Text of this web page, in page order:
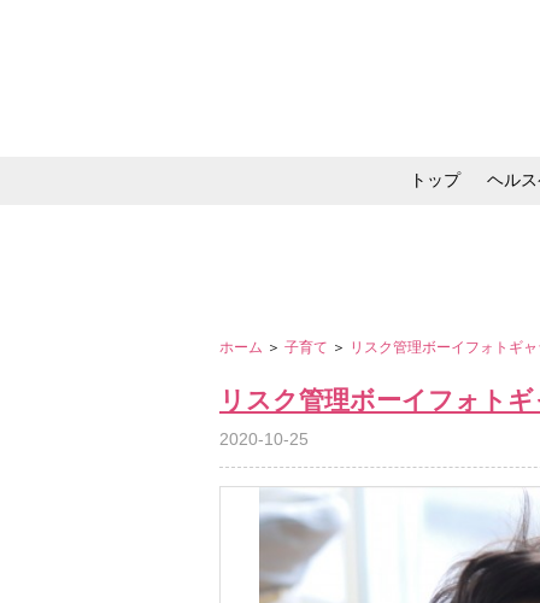
トップ ヘル
ホーム ＞ 子育て ＞ リスク管理ボーイフォトギ
リスク管理ボーイフォト
2020-10-25